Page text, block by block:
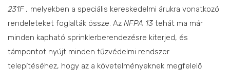
231F , melyekben a speciális kereskedelmi árukra vonatkozó
rendeleteket foglalták össze. Az NFPA 13 tehát ma már
minden kapható sprinklerberendezésre kiterjed, és
támpontot nyújt minden tűzvédelmi rendszer
telepítéséhez, hogy az a követelményeknek megfelelő